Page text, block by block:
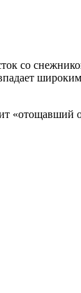
со
«отощавший